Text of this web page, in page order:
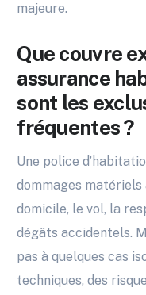
majeure.
Que couvre
assurance
sont les
fréquentes ?
Une police
dommages
domicile, le vol, la
dégâts accidentels.
pas à quelques cas
techniques, des